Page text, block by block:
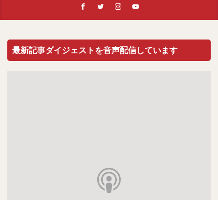
最新記事ダイジェストを音声配信しています